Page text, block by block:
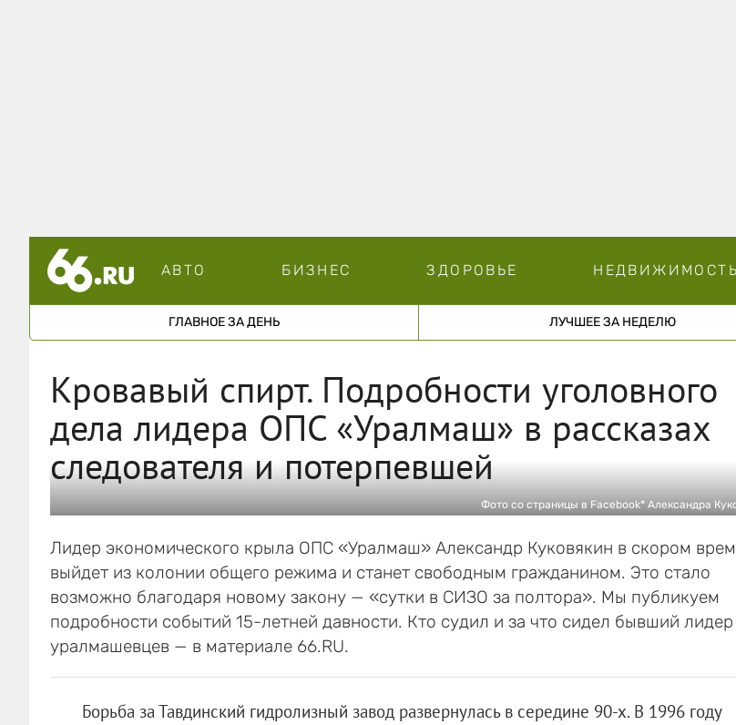
АВТО БИЗНЕС ЗДОРОВЬЕ НЕДВИЖИМОСТЬ
ГЛАВНОЕ ЗА ДЕНЬ ЛУЧШЕЕ ЗА НЕДЕЛЮ
Кровавый спирт. Подробности уголовного
дела лидера ОПС «Уралмаш» в рассказах
следователя и потерпевшей
Фото со страницы в Facebook* Александра
Лидер экономического крыла ОПС «Уралмаш» Александр Куковякин в скором
выйдет из колонии общего режима и станет свободным гражданином. Это стало
возможно благодаря новому закону — «сутки в СИЗО за полтора». Мы публикуем
подробности событий 15-летней давности. Кто судил и за что сидел бывший лидер
уралмашевцев — в материале 66.RU.
Борьба за Тавдинский гидролизный завод развернулась в середине 90-х. В 1996 году